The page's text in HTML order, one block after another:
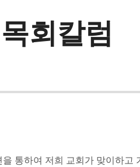
회칼럼
을 통하여 저희 교회가 맞이하고